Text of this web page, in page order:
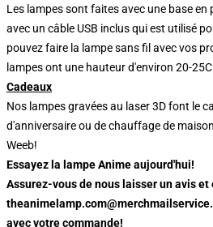
Les lampes sont faites avec une base en
avec un câble USB inclus qui est utilisé
pouvez faire la lampe sans fil avec vos
lampes ont une hauteur d'environ 20-
Cadeaux
Nos lampes gravées au laser 3D font le
d'anniversaire ou de chauffage de
Weeb!
Essayez la lampe Anime aujourd'hui!
Assurez-vous de nous laisser un avis
avec votre commande!